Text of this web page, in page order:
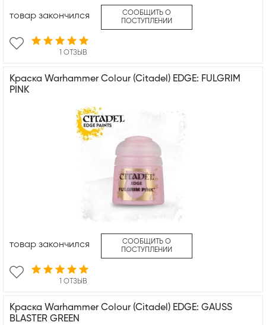
1 ОТЗЫВ
товар закончился
СООБЩИТЬ О
ПОСТУПЛЕНИИ
Краска Warhammer Colour (Citadel) EDGE: FULGRIM
PINK
1 ОТЗЫВ
товар закончился
СООБЩИТЬ О
ПОСТУПЛЕНИИ
Краска Warhammer Colour (Citadel) EDGE: GAUSS
BLASTER GREEN